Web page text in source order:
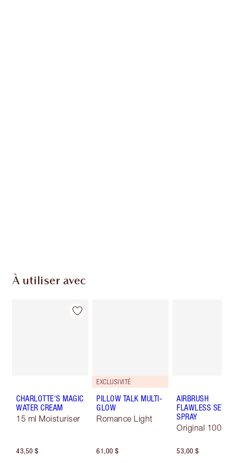
À utiliser avec
CHARLOTTE'S MAGIC
WATER CREAM
15 ml Moisturiser
43,50 $
EXCLUSIVITÉ
PILLOW TALK MULTI-
GLOW
Romance Light
61,00 $
AIRBRUSH
FLAWLESS
SPRAY
Original 100
53,00 $